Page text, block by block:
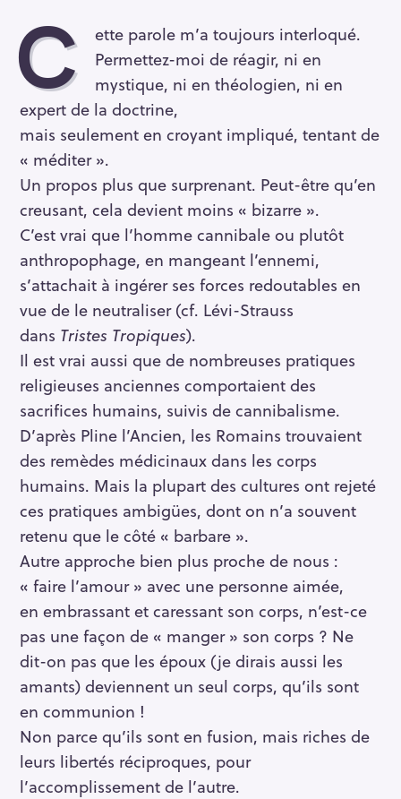
C
ette parole m’a toujours interloqué.
Permettez-moi de réagir, ni en
mystique, ni en théologien, ni en
expert de la doctrine,
mais seulement en croyant impliqué, tentant de
« méditer ».
Un propos plus que surprenant. Peut-être qu’en
creusant, cela devient moins « bizarre ».
C’est vrai que l’homme cannibale ou plutôt
anthropophage, en mangeant l’ennemi,
s’attachait à ingérer ses forces redoutables en
vue de le neutraliser (cf. Lévi-Strauss
dans Tristes Tropiques).
Il est vrai aussi que de nombreuses pratiques
religieuses anciennes comportaient des
sacrifices humains, suivis de cannibalisme.
D’après Pline l’Ancien, les Romains trouvaient
des remèdes médicinaux dans les corps
humains. Mais la plupart des cultures ont rejeté
ces pratiques ambigües, dont on n’a souvent
retenu que le côté « barbare ».
Autre approche bien plus proche de nous :
« faire l’amour » avec une personne aimée,
en embrassant et caressant son corps, n’est-ce
pas une façon de « manger » son corps ? Ne
dit-on pas que les époux (je dirais aussi les
amants) deviennent un seul corps, qu’ils sont
en communion !
Non parce qu’ils sont en fusion, mais riches de
leurs libertés réciproques, pour
l’accomplissement de l’autre.